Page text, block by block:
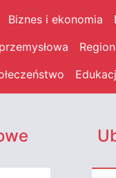
Biznes i ekonomia